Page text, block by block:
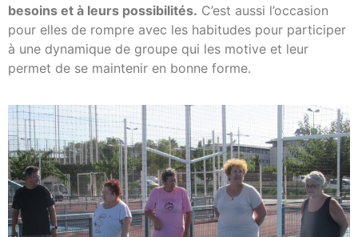
besoins et à leurs possibilités. C’est aussi l’occasion
pour elles de rompre avec les habitudes pour participer
à une dynamique de groupe qui les motive et leur
permet de se maintenir en bonne forme.